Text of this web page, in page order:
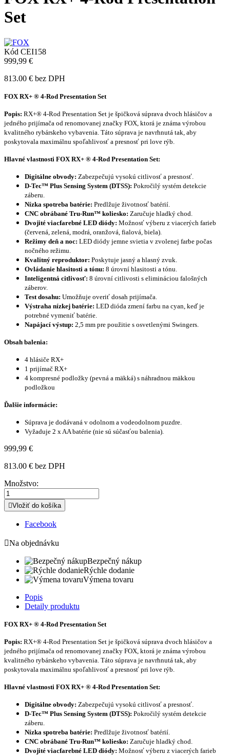
Set
Kód CEI158
999,99 €
813.00 € bez DPH
FOX RX+ ® 4-Rod Presentation Set
Popis: RX+® 4-Rod Presentation Set je špičková súprava dvoch hlásičov a
jedného prijímača od renomovanej značky FOX, ktorá je známa výrobou
kvalitného rybárskeho vybavenia. Táto súprava je navrhnutá tak, aby
poskytovala maximálnu spoľahlivosť a presnosť pri love rýb.
Hlavné vlastnosti FOX RX+ ® 4-Rod Presentation Set:
Digitálne obvody: Zabezpečujú vysokú citlivosť a presnosť.
D-Tec™ Plus Sensing System (DTSS): Pokročilý systém detekcie
záberu.
Nízka spotreba batérie: Predlžuje životnosť batérií.
CNC obrábané Tru-Run™ koliesko: Zaručuje hladký chod.
Dvojité viacfarebné LED diódy: Možnosť výberu z viacerých farieb
(červená, zelená, modrá, oranžová, fialová, biela).
Režimy deň a noc: LED diódy jemne svietia v zvolenej farbe počas
nočného režimu.
Kvalitný reproduktor: Poskytuje jasný a hlasný zvuk.
Ovládanie hlasitosti a tónu: 8 úrovní hlasitosti a tónu.
Inteligentná citlivosť: 8 úrovní citlivosti s elimináciou falošných
záberov.
Test dosahu: Umožňuje overiť dosah prijímača.
Výstraha nízkej batérie: LED dióda zmení farbu na cyan, keď je
potrebné vymeniť batérie.
Napájací výstup: 2,5 mm pre použitie s osvetlenými Swingers.
Obsah balenia:
4 hlásiče RX+
1 prijímač RX+
4 kompresné podložky (pevná a mäkká) s náhradnou mäkkou
podložkou
Ďalšie informácie:
Súprava je dodávaná v odolnom a vodeodolnom puzdre.
Vyžaduje 2 x AA batérie (nie sú súčasťou balenia).
999,99 €
813.00 € bez DPH
Množstvo:
Vložiť do košíka
Facebook
Na objednávku
Bezpečný nákup
Rýchle dodanie
Výmena tovaru
Popis
Detaily produktu
FOX RX+ ® 4-Rod Presentation Set
Popis: RX+® 4-Rod Presentation Set je špičková súprava dvoch hlásičov a
jedného prijímača od renomovanej značky FOX, ktorá je známa výrobou
kvalitného rybárskeho vybavenia. Táto súprava je navrhnutá tak, aby
poskytovala maximálnu spoľahlivosť a presnosť pri love rýb.
Hlavné vlastnosti FOX RX+ ® 4-Rod Presentation Set:
Digitálne obvody: Zabezpečujú vysokú citlivosť a presnosť.
D-Tec™ Plus Sensing System (DTSS): Pokročilý systém detekcie
záberu.
Nízka spotreba batérie: Predlžuje životnosť batérií.
CNC obrábané Tru-Run™ koliesko: Zaručuje hladký chod.
Dvojité viacfarebné LED diódy: Možnosť výberu z viacerých farieb